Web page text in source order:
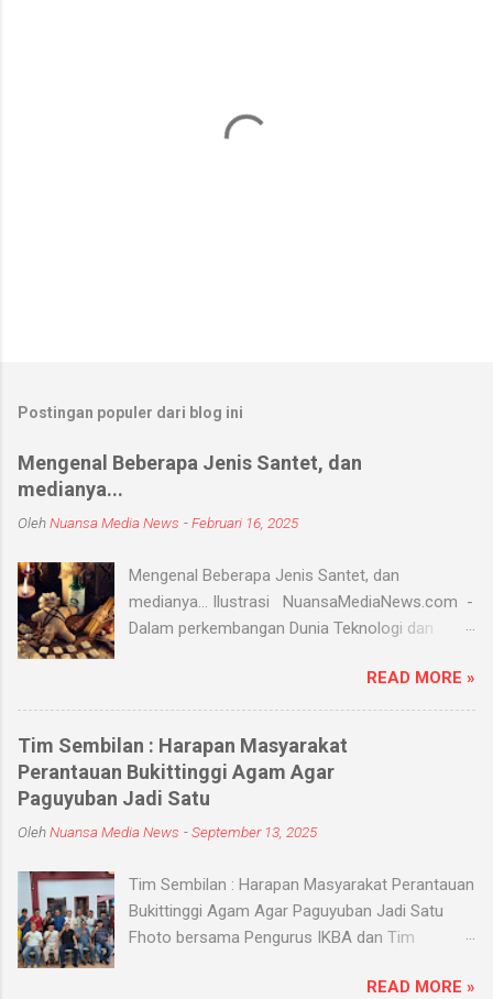
Postingan populer dari blog ini
Mengenal Beberapa Jenis Santet, dan
medianya...
OlehNuansa Media News -Februari 16, 2025
Mengenal Beberapa Jenis Santet, dan
medianya... Ilustrasi NuansaMediaNews.com -
Dalam perkembangan Dunia Teknologi dan
yang hingga saat ini masih ada dan berkembang
di masyarakat. Menurut Kamus Besar Bahasa
Indonesia (KBBI) santet berarti sihir, menyihir.
Ilmu Santet merupakan aliran ilmu hitam yang
digunakan untuk mengendalikan alam seperti
supranatural dari paranormal. Biasanya, santet
membahayakan orang lain. Banyak medium
yang digunakan oleh paranormal untuk
menyantet seseorang, diantaranya boneka,
READ MORE »
Tim Sembilan : Harapan Masyarakat
Perantauan Bukittinggi Agam Agar
Paguyuban Jadi Satu
OlehNuansa Media News -September 13, 2025
Tim Sembilan : Harapan Masyarakat Perantauan
Bukittinggi Agam Agar Paguyuban Jadi Satu
Fhoto bersama Pengurus IKBA dan Tim
Menjalin silaturahmi dengan sebuah organisasi
READ MORE »